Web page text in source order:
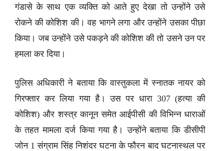
गंडासे के साथ एक व्यक्ति को आते हुए देखा तो उन्होंने उसे
रोकने की कोशिश की। वह भागने लगा और उन्होंने उसका पीछा
किया। जब उन्होंने उसे पकड़ने की कोशिश की तो उसने उन पर
हमला कर दिया।
पुलिस अधिकारी ने बताया कि वास्तुकला में स्नातक नायर को
गिरफ्तार कर लिया गया है। उस पर धारा 307 (हत्या की
कोशिश) और शस्त्र कानून समेत आईपीसी की विभिन्न धाराओं
के तहत मामला दर्ज किया गया है। उन्होंने बताया कि डीसीपी
जोन 1 संग्राम सिंह निशंदर घटना के फौरन बाद घटनास्थल पर